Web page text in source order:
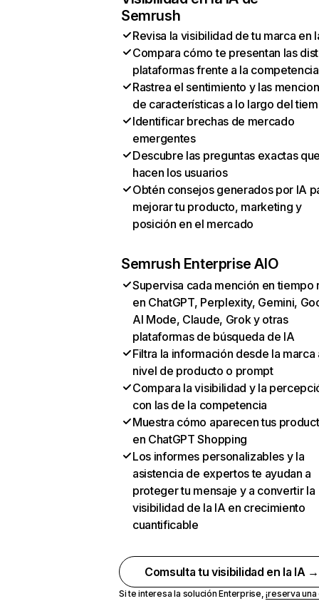
Semrush
Revisa la visibilidad de tu marca en
Compara cómo te presentan las
plataformas frente a la competencia
Rastrea el sentimiento y las
de características a lo largo del
Identificar brechas de mercado
emergentes
Descubre las preguntas exactas
hacen los usuarios
Obtén consejos generados por IA
mejorar tu producto, marketing y
posición en el mercado
Semrush Enterprise AIO
Supervisa cada mención en tiempo
en ChatGPT, Perplexity, Gemini,
AI Mode, Claude, Grok y otras
plataformas de búsqueda de IA
Filtra la información desde la marca
nivel de producto o prompt
Compara la visibilidad y la
con las de la competencia
Muestra cómo aparecen tus
en ChatGPT Shopping
Los informes personalizables y la
asistencia de expertos te ayudan a
proteger tu mensaje y a convertir la
visibilidad de la IA en crecimiento
cuantificable
Comsulta tu visibilidad en la IA →
Si te interesa la solución Enterprise,¡reserva